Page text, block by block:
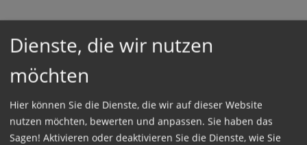
Diese Meldung ist nicht frei verfügbar. Bitte
ProduktKathpress_online
GESCHÜTZTER BEREICH
Dienste, die wir nutzen
möchten
Hier können Sie die Dienste, die wir auf dieser Website
nutzen möchten, bewerten und anpassen. Sie haben das
Sagen! Aktivieren oder deaktivieren Sie die Dienste, wie Sie